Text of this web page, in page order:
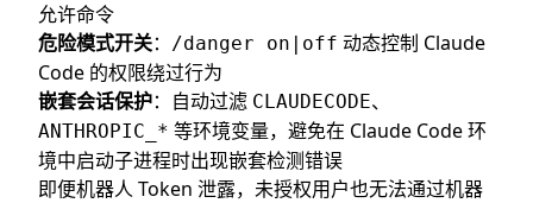
允许命令
危险模式开关： /danger on|off 动态控制 Claude
Code 的权限绕过行为
嵌套会话保护：自动过滤 CLAUDECODE、
ANTHROPIC_* 等环境变量，避免在 Claude Code 环
境中启动子进程时出现嵌套检测错误
即便机器人 Token 泄露，未授权用户也无法通过机器